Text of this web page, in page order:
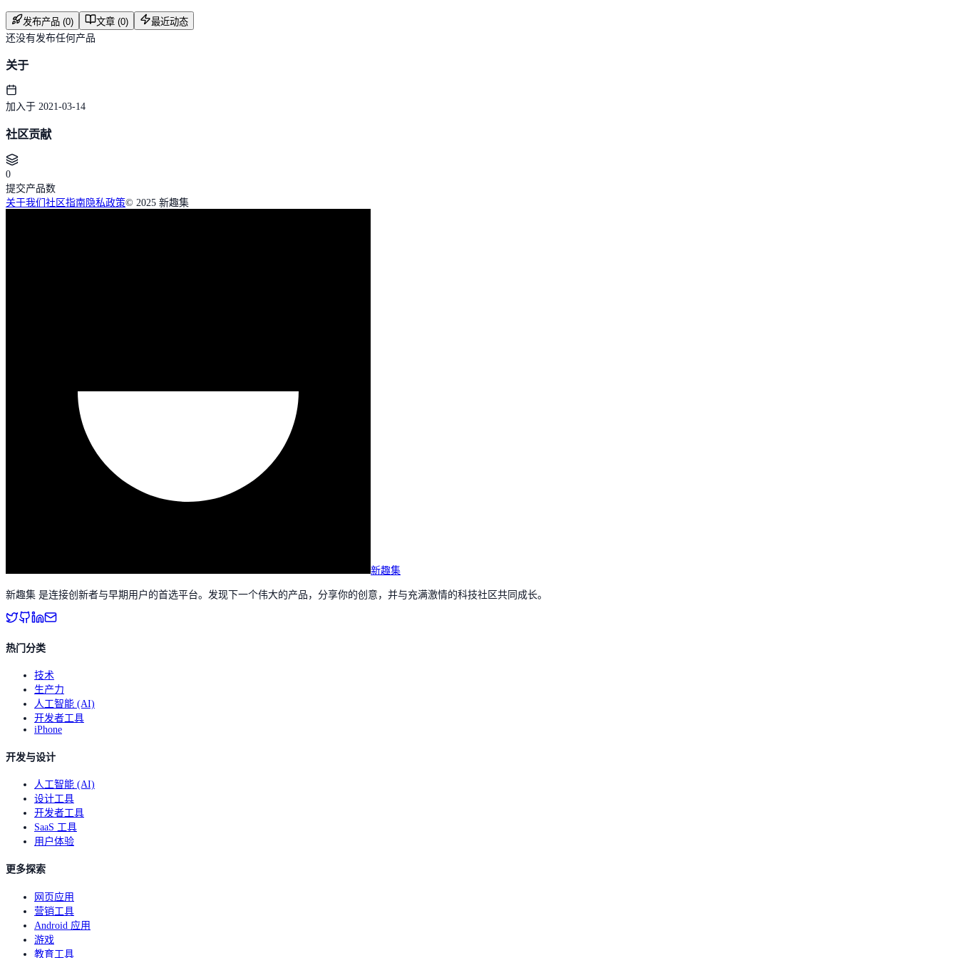
发布产品 (0) 文章 (0)
最近动态
还没有发布任何产品
关于
加入于 2021-03-14
社区贡献
0
提交产品数
关于我们 社区指南隐私政策© 2025 新趣集
新趣集
新趣集 是连接创新者与早期用户的首选平台。发现下一个伟大的产品，分享你的创意，并与充满激情的科技社区共同成长。
热门分类
技术
生产力
人工智能 (AI)
开发者工具
iPhone
开发与设计
人工智能 (AI)
设计工具
开发者工具
SaaS 工具
用户体验
更多探索
网页应用
营销工具
Android 应用
游戏
教育工具